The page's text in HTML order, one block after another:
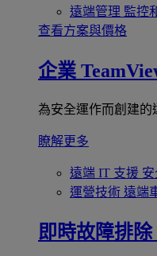
遠端管理 監控
查看方案與價格
企業
為安全運作而創建的
瞭解更多
遠端 IT 支援
運營技術 遠端
即時故障排除